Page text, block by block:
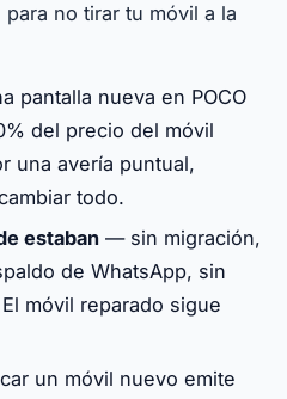
no tirar tu móvil a la
pantalla nueva en POCO
del precio del móvil
una avería puntual,
todo.
estaban — sin migración,
de WhatsApp, sin
móvil reparado sigue
un móvil nuevo emite